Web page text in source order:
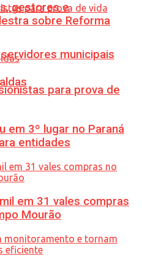
municipais
para prova de
gestores e
sobre Reforma
em 3º lugar no Paraná
entidades
em 31 vales compras
Mourão